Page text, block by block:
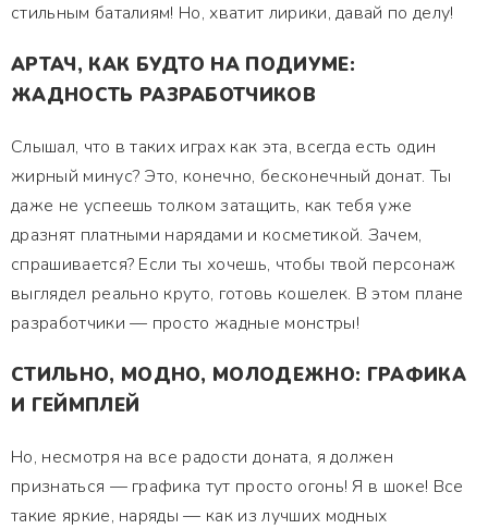
стильным баталиям! Но, хватит лирики, давай по делу!
АРТАЧ, КАК БУДТО НА ПОДИУМЕ:
ЖАДНОСТЬ РАЗРАБОТЧИКОВ
Слышал, что в таких играх как эта, всегда есть один
жирный минус? Это, конечно, бесконечный донат. Ты
даже не успеешь толком затащить, как тебя уже
дразнят платными нарядами и косметикой. Зачем,
спрашивается? Если ты хочешь, чтобы твой персонаж
выглядел реально круто, готовь кошелек. В этом плане
разработчики — просто жадные монстры!
СТИЛЬНО, МОДНО, МОЛОДЕЖНО: ГРАФИКА
И ГЕЙМПЛЕЙ
Но, несмотря на все радости доната, я должен
признаться — графика тут просто огонь! Я в шоке! Все
такие яркие, наряды — как из лучших модных